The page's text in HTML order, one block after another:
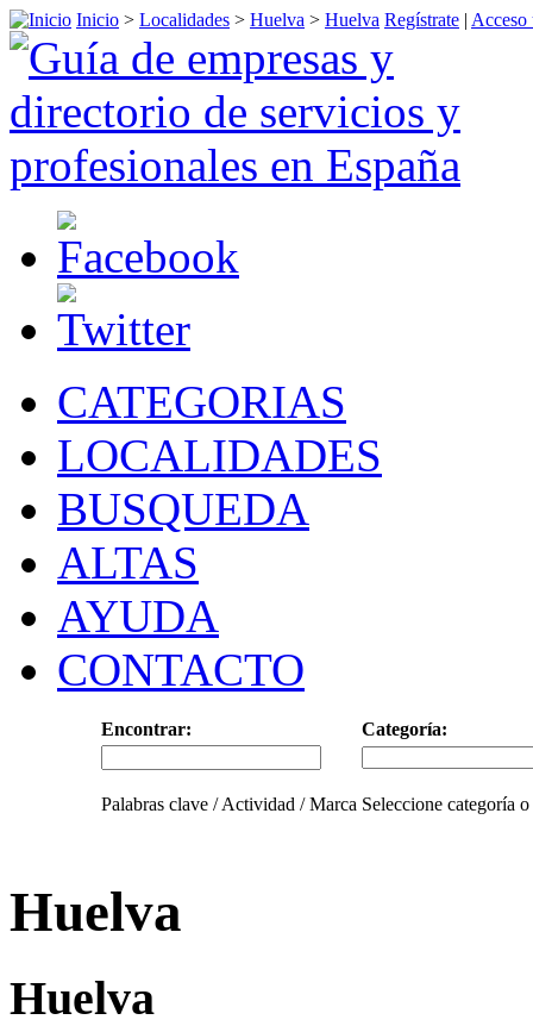
Inicio > Localidades > Huelva > Huelva Regístrate | Acceso
CATEGORIAS
LOCALIDADES
BUSQUEDA
ALTAS
AYUDA
CONTACTO
Encontrar: Categoría:
Palabras clave / Actividad / Marca Seleccione categoría
Huelva
Huelva